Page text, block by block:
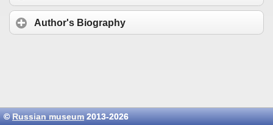
Author's Biography
©Russian museum2013-2026